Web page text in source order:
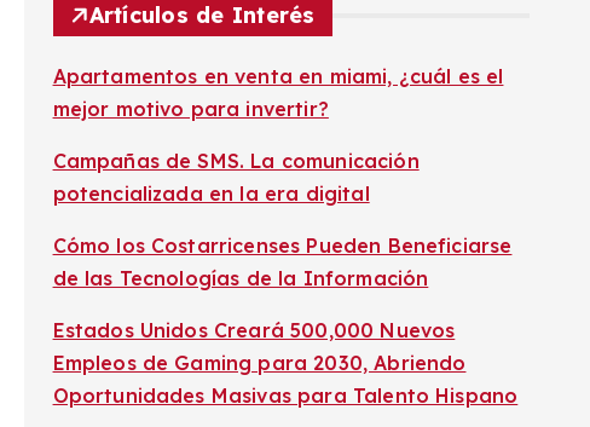
Artículos de Interés
Apartamentos en venta en miami, ¿cuál es el
mejor motivo para invertir?
Campañas de SMS. La comunicación
potencializada en la era digital
Cómo los Costarricenses Pueden Beneficiarse
de las Tecnologías de la Información
Estados Unidos Creará 500,000 Nuevos
Empleos de Gaming para 2030, Abriendo
Oportunidades Masivas para Talento Hispano